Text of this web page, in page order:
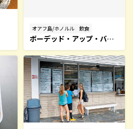
オアフ島/ホノルル 飲食
ボーデッド・アップ・バ
イ・チャビーズ・バーガー